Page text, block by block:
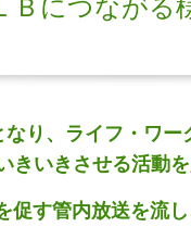
Ｂにつながる
り、ライフ・ワー
きいきさせる活動
促す管内放送を流